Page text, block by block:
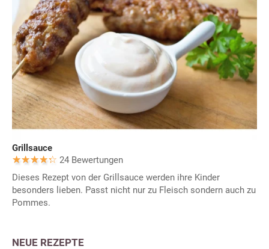
Grillsauce
24 Bewertungen
Dieses Rezept von der Grillsauce werden ihre Kinder
besonders lieben. Passt nicht nur zu Fleisch sondern auch zu
Pommes.
NEUE REZEPTE